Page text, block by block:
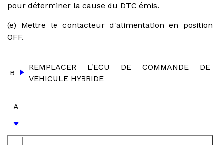
pour déterminer la cause du DTC émis.
(e) Mettre le contacteur d'alimentation en position
OFF.
B
REMPLACER L'ECU DE COMMANDE DE
VEHICULE HYBRIDE
A